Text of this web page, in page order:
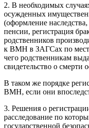
2. В необходимых
осужденных
(оформление
пенсии, регистрация
родственников
к ВМН в ЗАГСах по
чего родственникам
свидетельство о смерти
В таком же порядке
ВМН, если они
3. Решения о
расследование по
государственной